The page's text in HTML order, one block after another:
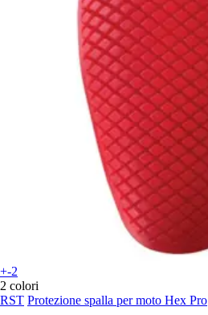
+-2
2 colori
RST Protezione spalla per moto Hex Pro